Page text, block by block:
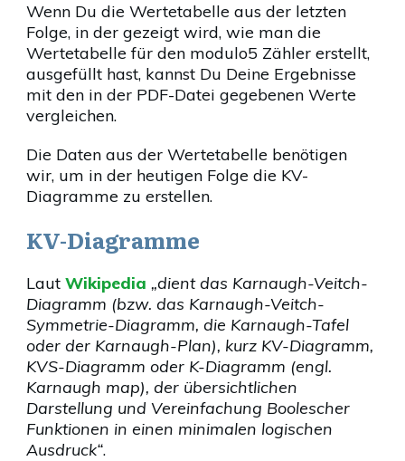
Wenn Du die Wertetabelle aus der letzten
Folge, in der gezeigt wird, wie man die
Wertetabelle für den modulo5 Zähler erstellt,
ausgefüllt hast, kannst Du Deine Ergebnisse
mit den in der PDF-Datei gegebenen Werte
vergleichen.
Die Daten aus der Wertetabelle benötigen
wir, um in der heutigen Folge die KV-
Diagramme zu erstellen.
KV-Diagramme
Laut Wikipedia „dient das Karnaugh-Veitch-
Diagramm (bzw. das Karnaugh-Veitch-
Symmetrie-Diagramm, die Karnaugh-Tafel
oder der Karnaugh-Plan), kurz KV-Diagramm,
KVS-Diagramm oder K-Diagramm (engl.
Karnaugh map), der übersichtlichen
Darstellung und Vereinfachung Boolescher
Funktionen in einen minimalen logischen
Ausdruck“.